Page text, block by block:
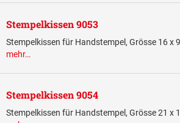
Stempelkissen 9053
Stempelkissen für Handstempel, Grösse 16 x
mehr…
Stempelkissen 9054
Stempelkissen für Handstempel, Grösse 21 x